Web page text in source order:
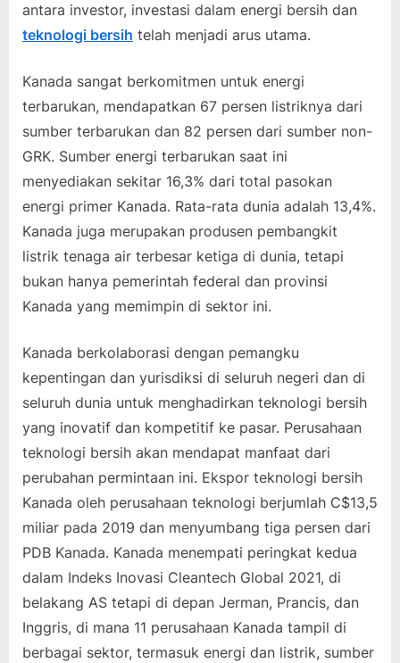
antara investor, investasi dalam energi bersih dan
teknologi bersih telah menjadi arus utama.
Kanada sangat berkomitmen untuk energi
terbarukan, mendapatkan 67 persen listriknya dari
sumber terbarukan dan 82 persen dari sumber non-
GRK. Sumber energi terbarukan saat ini
menyediakan sekitar 16,3% dari total pasokan
energi primer Kanada. Rata-rata dunia adalah 13,4%.
Kanada juga merupakan produsen pembangkit
listrik tenaga air terbesar ketiga di dunia, tetapi
bukan hanya pemerintah federal dan provinsi
Kanada yang memimpin di sektor ini.
Kanada berkolaborasi dengan pemangku
kepentingan dan yurisdiksi di seluruh negeri dan di
seluruh dunia untuk menghadirkan teknologi bersih
yang inovatif dan kompetitif ke pasar. Perusahaan
teknologi bersih akan mendapat manfaat dari
perubahan permintaan ini. Ekspor teknologi bersih
Kanada oleh perusahaan teknologi berjumlah C$13,5
miliar pada 2019 dan menyumbang tiga persen dari
PDB Kanada. Kanada menempati peringkat kedua
dalam Indeks Inovasi Cleantech Global 2021, di
belakang AS tetapi di depan Jerman, Prancis, dan
Inggris, di mana 11 perusahaan Kanada tampil di
berbagai sektor, termasuk energi dan listrik, sumber